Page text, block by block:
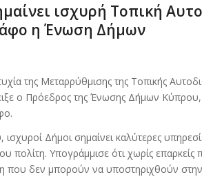
ισχυρή Τοπική
η Ένωση Δήμων
της Μεταρρύθμισης της Τοπικής
ο Πρόεδρος της Ένωσης Δήμων
Δήμοι σημαίνει καλύτερες
πολίτη. Υπογράμμισε ότι χωρίς επαρκείς
που δεν μπορούν να υποστηριχθούν